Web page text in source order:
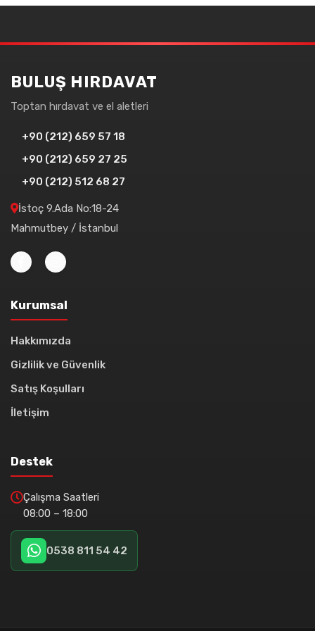
BULUŞ HIRDAVAT
Toptan hırdavat ve el aletleri
+90 (212) 659 57 18
+90 (212) 659 27 25
+90 (212) 512 68 27
İstoç 9.Ada No:18-24
Mahmutbey / İstanbul
Kurumsal
Hakkımızda
Gizlilik ve Güvenlik
Satış Koşulları
İletişim
Destek
Çalışma Saatleri
08:00 – 18:00
0538 811 54 42